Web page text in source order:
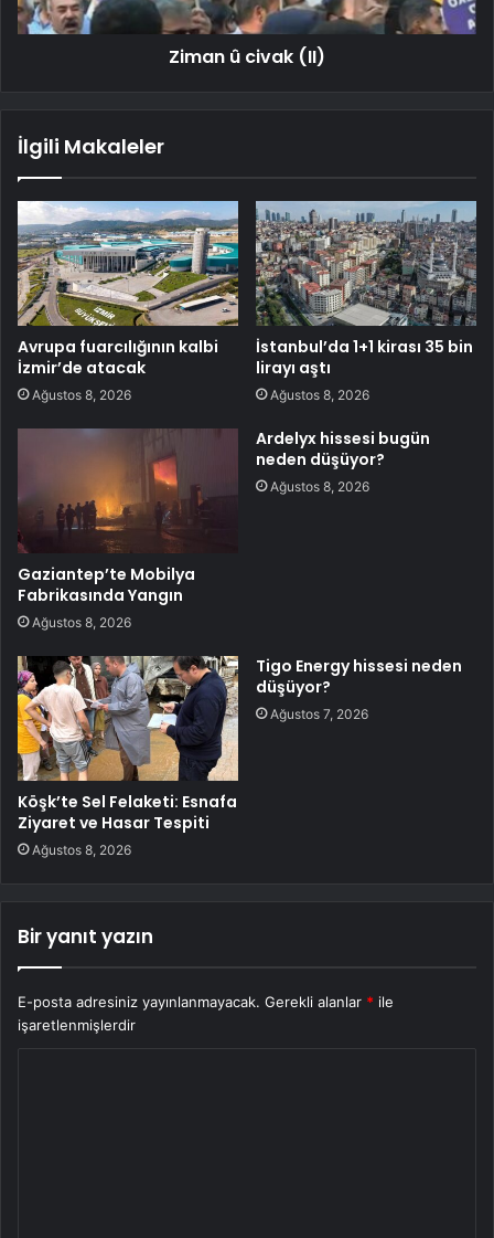
Ziman û civak (II)
İlgili Makaleler
Avrupa fuarcılığının kalbi
İzmir’de atacak
Ağustos 8, 2026
İstanbul’da 1+1 kirası 35 bin
lirayı aştı
Ağustos 8, 2026
Gaziantep’te Mobilya
Fabrikasında Yangın
Ağustos 8, 2026
Ardelyx hissesi bugün
neden düşüyor?
Ağustos 8, 2026
Köşk’te Sel Felaketi: Esnafa
Ziyaret ve Hasar Tespiti
Ağustos 8, 2026
Tigo Energy hissesi neden
düşüyor?
Ağustos 7, 2026
Bir yanıt yazın
E-posta adresiniz yayınlanmayacak. Gerekli alanlar * ile
işaretlenmişlerdir